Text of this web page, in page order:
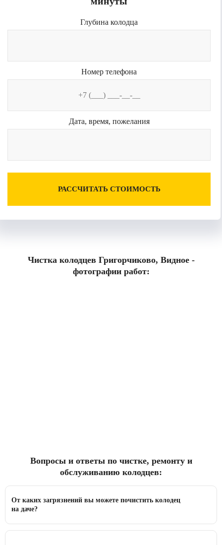
Глубина колодца
Номер телефона
Дата, время, пожелания
РАССЧИТАТЬ СТОИМОСТЬ
Чистка колодцев Григорчиково, Видное -
фотографии работ:
Вопросы и ответы по чистке, ремонту и
обслуживанию колодцев:
От каких загрязнений вы можете почистить колодец
на даче?